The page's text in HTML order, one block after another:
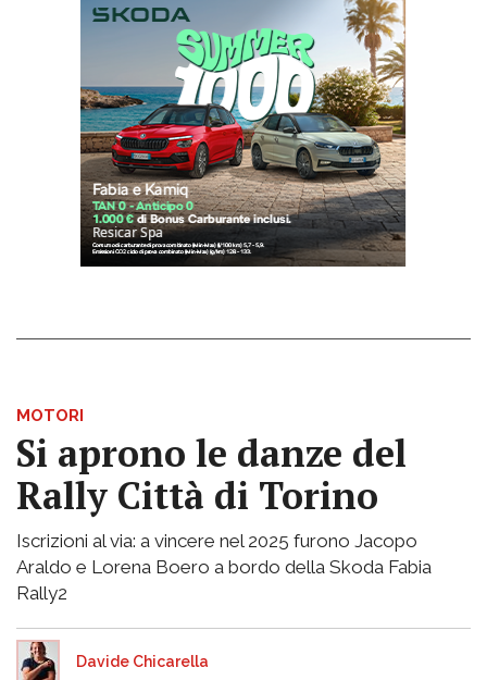
MOTORI
Si aprono le danze del
Rally Città di Torino
Iscrizioni al via: a vincere nel 2025 furono Jacopo
Araldo e Lorena Boero a bordo della Skoda Fabia
Rally2
Davide Chicarella